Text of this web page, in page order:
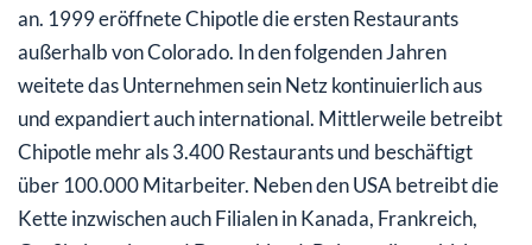
an. 1999 eröffnete Chipotle die ersten Restaurants
außerhalb von Colorado. In den folgenden Jahren
weitete das Unternehmen sein Netz kontinuierlich aus
und expandiert auch international. Mittlerweile betreibt
Chipotle mehr als 3.400 Restaurants und beschäftigt
über 100.000 Mitarbeiter. Neben den USA betreibt die
Kette inzwischen auch Filialen in Kanada, Frankreich,